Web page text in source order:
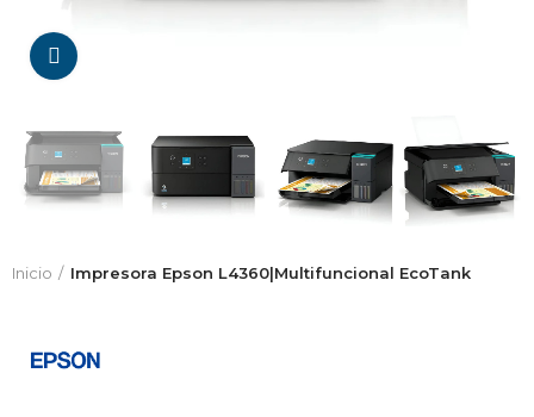
Inicio Impresora Epson L4360|Multifuncional EcoTank